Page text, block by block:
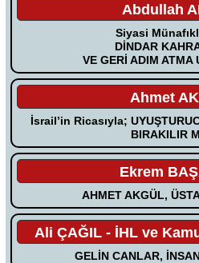
Abdullah
Siyasi
DİNDAR
VE GERİ ADIM ATMA
Ahmet
İsrail’in Ricasıyla;
BIRAKILIR
Ekrem
AHMET AKGÜL,
Ali ÇAĞIL - İHL ve
GELİN CANLAR,